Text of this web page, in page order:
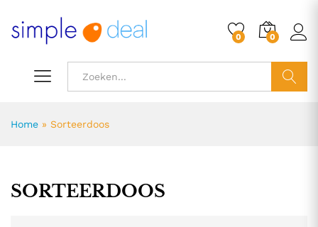
0 0
Home » Sorteerdoos
SORTEERDOOS